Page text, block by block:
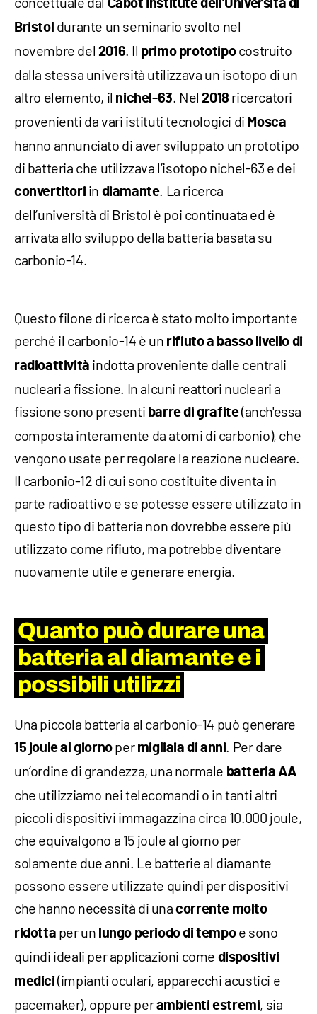
Cabot Institute dell’Università di
Bristol durante un seminario svolto nel
novembre del 2016. Il primo prototipocostruito
dalla stessa università utilizzava un isotopo di un
altro elemento, il nichel-63. Nel2018 ricercatori
provenienti da vari istituti tecnologici di Mosca
hanno annunciato di aver sviluppato un prototipo
di batteria che utilizzava l’isotopo nichel-63 e dei
convertitori in diamante. La ricerca
dell’università di Bristol è poi continuata ed è
arrivata allo sviluppo della batteria basata su
carbonio-14.
Questo filone di ricerca è stato molto importante
perché il carbonio-14 è un rifiutoa basso livello di
radioattività indotta proveniente dalle centrali
nucleari a fissione. In alcuni reattori nucleari a
fissione sono presenti barre di grafite(anch'essa
composta interamente da atomi di carbonio), che
vengono usate per regolare la reazione nucleare.
Il carbonio-12 di cui sono costituite diventa in
parte radioattivo e se potesse essere utilizzato in
questo tipo di batteria non dovrebbe essere più
utilizzato come rifiuto, ma potrebbe diventare
nuovamente utile e generare energia.
Quanto può durare una
batteria al diamante e i
possibili utilizzi
Una piccola batteria al carbonio-14 può generare
15 joule al giornoper migliaia di anni. Per dare
un’ordine di grandezza, una normale batteria AA
che utilizziamo nei telecomandi o in tanti altri
piccoli dispositivi immagazzina circa 10.000 joule,
che equivalgono a 15 joule al giorno per
solamente due anni. Le batterie al diamante
possono essere utilizzate quindi per dispositivi
che hanno necessità di unacorrente molto
ridotta per un lungo periodo di tempoe sono
quindi ideali per applicazioni come dispositivi
medici (impianti oculari, apparecchi acustici e
pacemaker), oppure perambienti estremi, sia